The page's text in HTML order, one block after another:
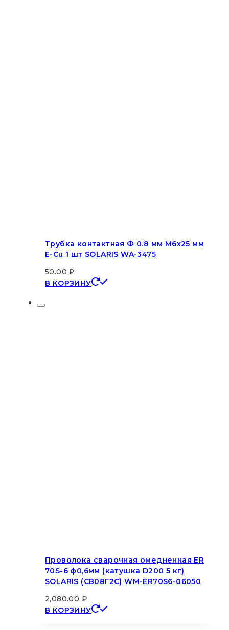
Трубка контактная Ф 0.8 мм M6х25 мм
E-Cu 1 шт SOLARIS WA-3475
50.00₽
В КОРЗИНУ
Проволока сварочная омедненная ER
70S-6 ф0,6мм (катушка D200 5 кг)
SOLARIS (СВ08Г2С) WM-ER70S6-06050
2,080.00 ₽
В КОРЗИНУ